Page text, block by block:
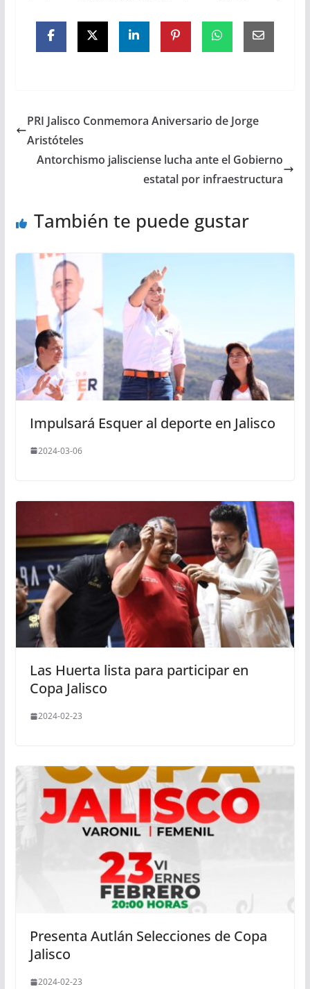
PRI Jalisco Conmemora Aniversario de Jorge
Aristóteles
Antorchismo jalisciense lucha ante el Gobierno
estatal por infraestructura
También te puede gustar
Impulsará Esquer al deporte en Jalisco
2024-03-06
Las Huerta lista para participar en
Copa Jalisco
2024-02-23
Presenta Autlán Selecciones de Copa
Jalisco
2024-02-23